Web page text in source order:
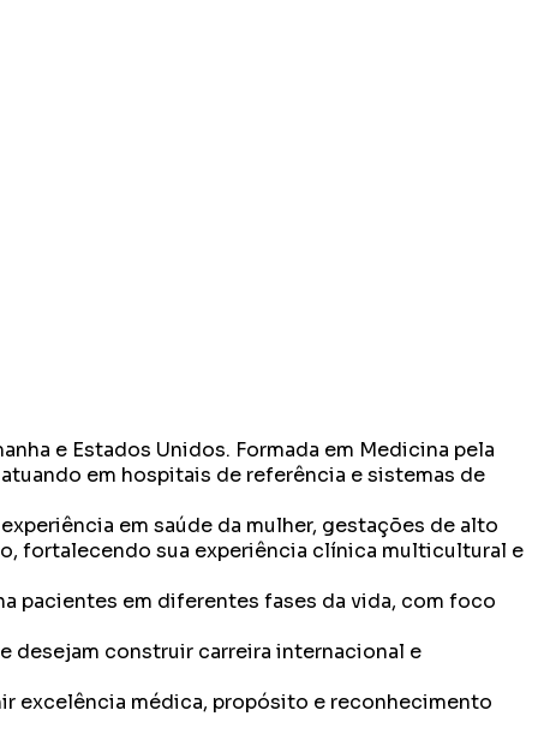
e Estados Unidos. Formada em Medicina pela
em hospitais de referência e sistemas de
em saúde da mulher, gestações de alto
fortalecendo sua experiência clínica multicultural e
pacientes em diferentes fases da vida, com foco
desejam construir carreira internacional e
excelência médica, propósito e reconhecimento